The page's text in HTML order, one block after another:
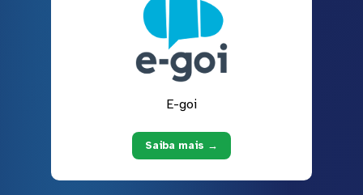
E-goi
Saiba mais →